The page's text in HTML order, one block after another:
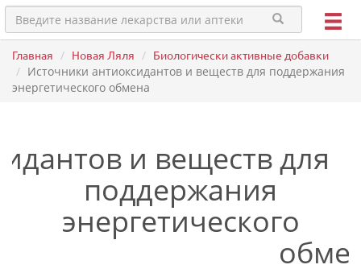
Главная Новая Ляля Биологически активные добавки
Источники антиоксидантов и веществ для поддержания
энергетического обмена
и веществ для
поддержания
энергетического